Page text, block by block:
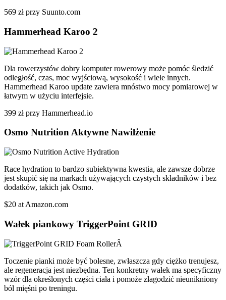
569 zł przy Suunto.com
Hammerhead Karoo 2
Dla rowerzystów dobry komputer rowerowy może pomóc śledzić
odległość, czas, moc wyjściową, wysokość i wiele innych.
Hammerhead Karoo update zawiera mnóstwo mocy pomiarowej w
łatwym w użyciu interfejsie.
399 zł przy Hammerhead.io
Osmo Nutrition Aktywne Nawilżenie
Race hydration to bardzo subiektywna kwestia, ale zawsze dobrze
jest skupić się na markach używających czystych składników i bez
dodatków, takich jak Osmo.
$20 at Amazon.com
Wałek piankowy TriggerPoint GRID
Toczenie pianki może być bolesne, zwłaszcza gdy ciężko trenujesz,
ale regeneracja jest niezbędna. Ten konkretny wałek ma specyficzny
wzór dla określonych części ciała i pomoże złagodzić nieunikniony
ból mięśni po treningu.